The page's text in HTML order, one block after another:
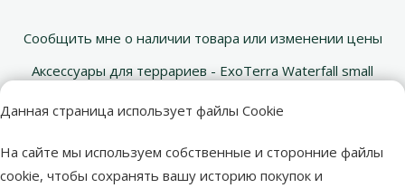
Данная страница использует файлы Cookie
На сайте мы используем собственные и сторонние файлы
cookie, чтобы сохранять вашу историю покупок и
Сообщить мне о наличии товара или изменении цены
Аксессуары для террариев - ExoTerra Waterfall small
Электронная почта *